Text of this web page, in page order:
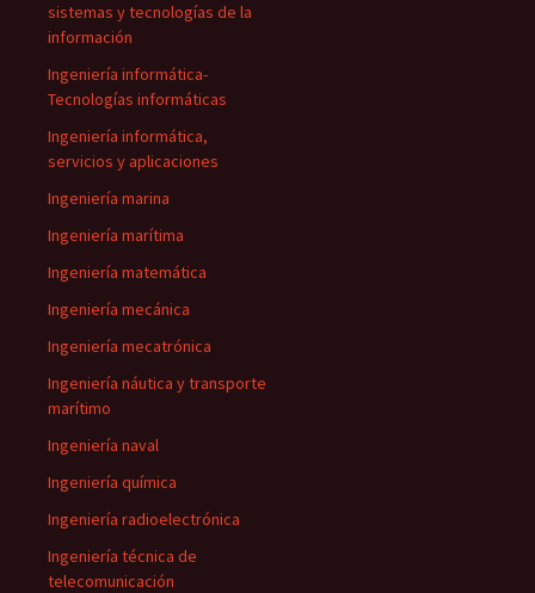
sistemas y tecnologías de la
información
Ingeniería informática-
Tecnologías informáticas
Ingeniería informática,
servicios y aplicaciones
Ingeniería marina
Ingeniería marítima
Ingeniería matemática
Ingeniería mecánica
Ingeniería mecatrónica
Ingeniería náutica y transporte
marítimo
Ingeniería naval
Ingeniería química
Ingeniería radioelectrónica
Ingeniería técnica de
telecomunicación